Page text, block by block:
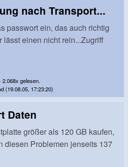
nach Transport...
passwort ein, das auch richtig
lässt einen nicht rein...Zugriff
2.068x gelesen.
(19.08.05, 17:23:20)
Daten
größer als 120 GB kaufen,
diesen Problemen jenseits 137